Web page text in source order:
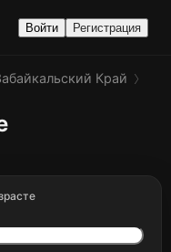
Войти Регистрация
Край